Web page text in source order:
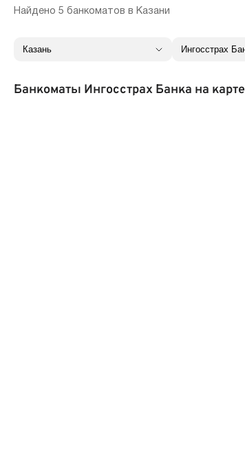
Найдено 5 банкоматов в Казани
Банкоматы Ингосстрах Банка на карте